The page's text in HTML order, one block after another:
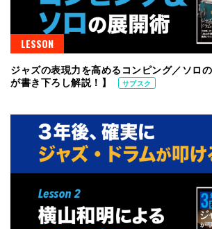
LESSON
ジャズの表現力を高めるコンピング／ソロ
が書き下ろし解説！】
サブスク